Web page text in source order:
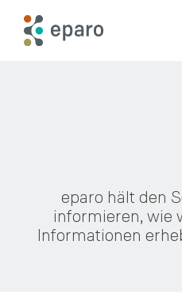
eparo hält den
informieren, wie
Informationen